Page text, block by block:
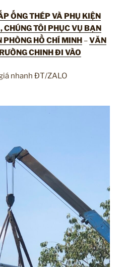
ỐNG THÉP VÀ PHỤ KIỆN
CHÚNG TÔI PHỤC VỤ BẠN
HỒ CHÍ MINH –VĂN
CHINH ĐI VÀO
nhanh ĐT/ZALO